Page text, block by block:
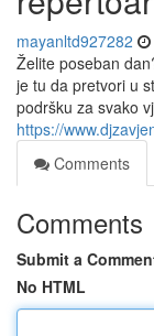
mayanltd927282
Želite poseban
je tu da pretvori u
podršku za svako
https://
Comments
Comments
Submit a
No HTML